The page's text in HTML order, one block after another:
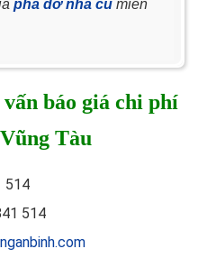
phá dỡ nhà cũ miễn
báo giá chi phí
Tàu
514
514